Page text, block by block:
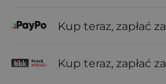
Kup teraz, zapłać za
Kup teraz, zapłać za